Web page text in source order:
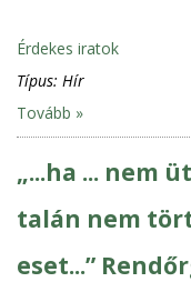
Érdekes iratok
Típus: Hír
Tovább »
„...ha ... nem
talán nem
eset...”